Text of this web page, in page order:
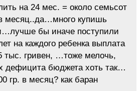
на 24 мес. = около семьсот
месяц..да…много купишь
бы иначе поступили
на каждого ребенка выплата
тыс. гривен, …тоже мелочь,
дефицита бюджета хоть так…
гр. в месяц? как баран